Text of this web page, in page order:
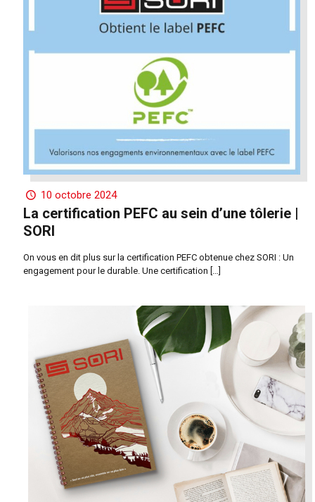
10 octobre 2024
La certification PEFC au sein d’une tôlerie |
SORI
On vous en dit plus sur la certification PEFC obtenue chez SORI : Un
engagement pour le durable. Une certification […]